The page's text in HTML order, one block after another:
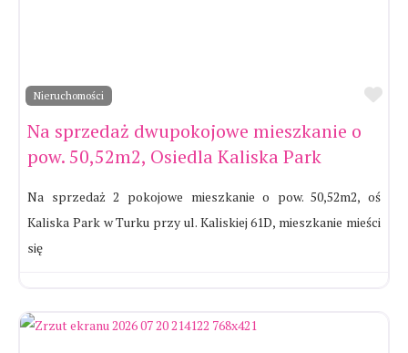
Nieruchomości
Na sprzedaż dwupokojowe mieszkanie o
pow. 50,52m2, Osiedla Kaliska Park
Na sprzedaż 2 pokojowe mieszkanie o pow. 50,52m2, oś
Kaliska Park w Turku przy ul. Kaliskiej 61D, mieszkanie mieści
się